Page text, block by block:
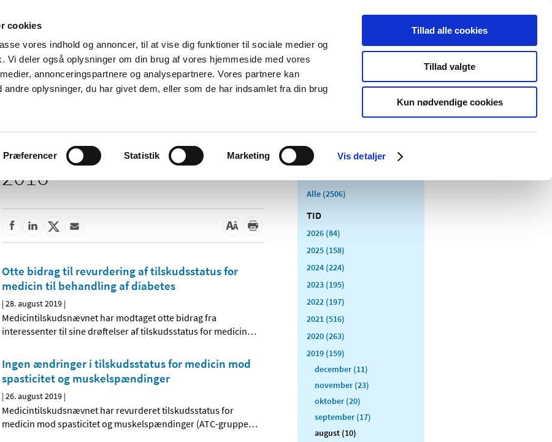
cookies
vores indhold og annoncer, til at vise dig funktioner til sociale medier og
Vi deler også oplysninger om din brug af vores hjemmeside med vores
annonceringspartnere og analysepartnere. Vores partnere kan
andre oplysninger, du har givet dem, eller som de har indsamlet fra din brug
Præferencer Statistik Marketing Vis detaljer
Tillad alle cookies
Tillad valgte
Kun nødvendige cookies
Nyheder Om os Kontakt Udgivelser
Tilskud og
Apoteker og salg af
Medicinsk
Særlige
produktområder
2016
Otte bidrag til revurdering af tilskudsstatus for
medicin til behandling af diabetes
|28. august 2019 |
Medicintilskudsnævnet har modtaget otte bidrag fra
interessenter til sine drøftelser af tilskudsstatus for medicin…
Ingen ændringer i tilskudsstatus for medicin mod
spasticitet og muskelspændinger
|26. august 2019 |
Medicintilskudsnævnet har revurderet tilskudsstatus for
medicin mod spasticitet og muskelspændinger (ATC-gruppe…
Alle (2506)
TID
2026 (84)
2025 (158)
2024 (224)
2023 (195)
2022 (197)
2021 (516)
2020 (263)
2019 (159)
december (11)
november (23)
oktober (20)
september (17)
august (10)